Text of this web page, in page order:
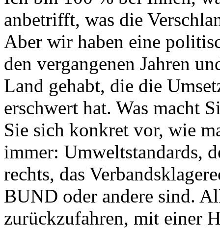
anbetrifft, was die
Aber wir haben eine
den vergangenen Jahren
Land gehabt, die die
erschwert hat. Was macht
Sie sich konkret vor, wie
immer: Umweltstandards,
rechts, das
BUND oder andere sind.
zurückzufahren, mit einer